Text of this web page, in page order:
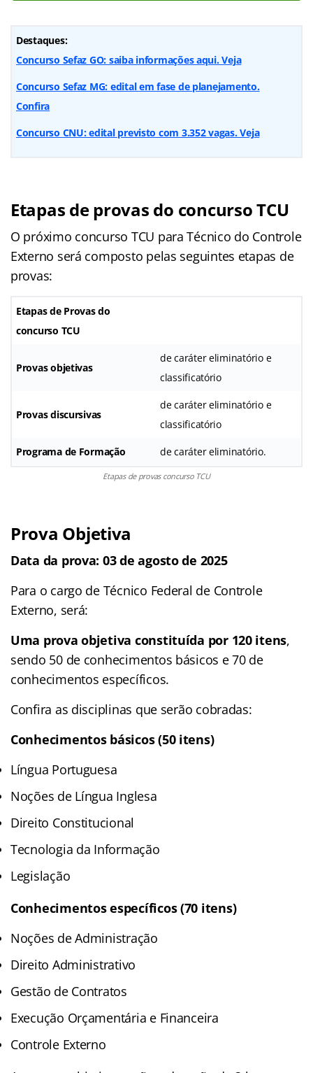
Destaques:
Concurso Sefaz GO: saiba informações aqui. Veja
Concurso Sefaz MG: edital em fase de planejamento.
Confira
Concurso CNU: edital previsto com 3.352 vagas. Veja
Etapas de provas do concurso TCU
O próximo concurso TCU para Técnico do Controle
Externo será composto pelas seguintes etapas de
provas:
Etapas de Provas do
concurso TCU
Provas objetivas
de caráter eliminatório e
classificatório
Provas discursivas
de caráter eliminatório e
classificatório
Programa de Formação de caráter eliminatório.
Etapas de provas concurso TCU
Prova Objetiva
Data da prova: 03 de agosto de 2025
Para o cargo de Técnico Federal de Controle
Externo, será:
Uma prova objetiva constituída por 120 itens,
sendo 50 de conhecimentos básicos e 70 de
conhecimentos específicos.
Confira as disciplinas que serão cobradas:
Conhecimentos básicos (50 itens)
Língua Portuguesa
Noções de Língua Inglesa
Direito Constitucional
Tecnologia da Informação
Legislação
Conhecimentos específicos (70 itens)
Noções de Administração
Direito Administrativo
Gestão de Contratos
Execução Orçamentária e Financeira
Controle Externo